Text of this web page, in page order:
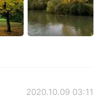
2020.10.09 03:11